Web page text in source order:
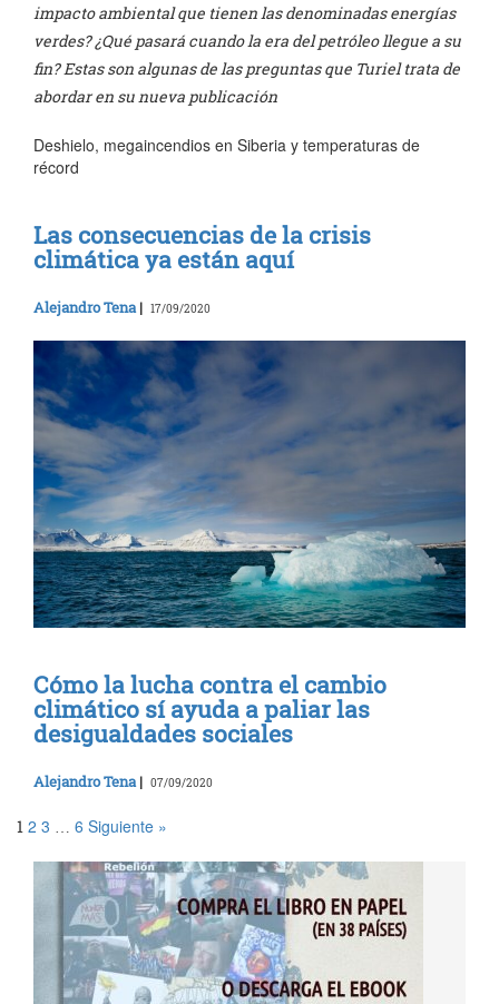
impacto ambiental que tienen las denominadas energías
verdes? ¿Qué pasará cuando la era del petróleo llegue a su
fin? Estas son algunas de las preguntas que Turiel trata de
abordar en su nueva publicación
Deshielo, megaincendios en Siberia y temperaturas de
récord
Las consecuencias de la crisis
climática ya están aquí
Alejandro Tena | 17/09/2020
Cómo la lucha contra el cambio
climático sí ayuda a paliar las
desigualdades sociales
Alejandro Tena | 07/09/2020
1 2 3 … 6 Siguiente »